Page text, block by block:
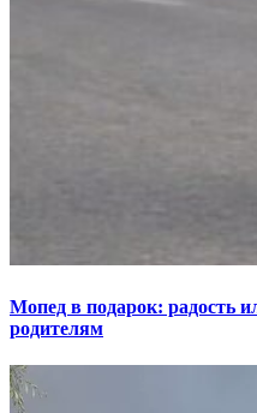
Мопед в подарок: радость
родителям